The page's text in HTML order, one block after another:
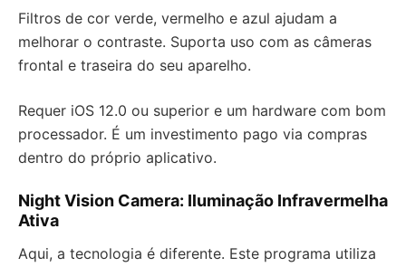
Filtros de cor verde, vermelho e azul ajudam a
melhorar o contraste. Suporta uso com as câmeras
frontal e traseira do seu aparelho.
Requer iOS 12.0 ou superior e um hardware com bom
processador. É um investimento pago via compras
dentro do próprio aplicativo.
Night Vision Camera: Iluminação Infravermelha
Ativa
Aqui, a tecnologia é diferente. Este programa utiliza